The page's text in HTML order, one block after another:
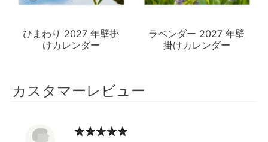
ひまわり 2027 年壁掛
けカレンダー
ラベンダー 2027 年壁
掛けカレンダー
カスタマーレビュー